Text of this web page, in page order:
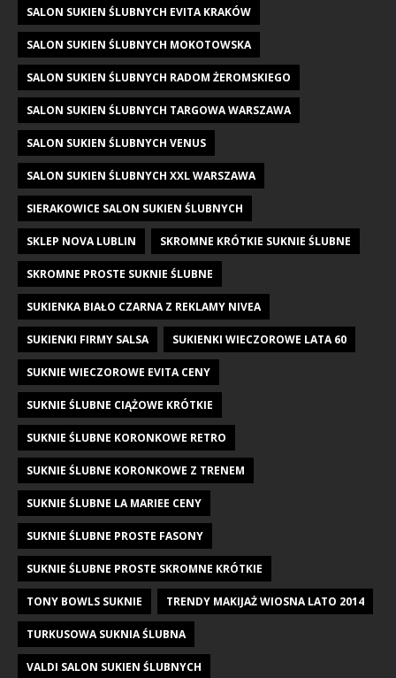
SALON SUKIEN ŚLUBNYCH EVITA KRAKÓW
SALON SUKIEN ŚLUBNYCH MOKOTOWSKA
SALON SUKIEN ŚLUBNYCH RADOM ŻEROMSKIEGO
SALON SUKIEN ŚLUBNYCH TARGOWA WARSZAWA
SALON SUKIEN ŚLUBNYCH VENUS
SALON SUKIEN ŚLUBNYCH XXL WARSZAWA
SIERAKOWICE SALON SUKIEN ŚLUBNYCH
SKLEP NOVA LUBLIN SKROMNE KRÓTKIE SUKNIE ŚLUBNE
SKROMNE PROSTE SUKNIE ŚLUBNE
SUKIENKA BIAŁO CZARNA Z REKLAMY NIVEA
SUKIENKI FIRMY SALSA SUKIENKI WIECZOROWE LATA 60
SUKNIE WIECZOROWE EVITA CENY
SUKNIE ŚLUBNE CIĄŻOWE KRÓTKIE
SUKNIE ŚLUBNE KORONKOWE RETRO
SUKNIE ŚLUBNE KORONKOWE Z TRENEM
SUKNIE ŚLUBNE LA MARIEE CENY
SUKNIE ŚLUBNE PROSTE FASONY
SUKNIE ŚLUBNE PROSTE SKROMNE KRÓTKIE
TONY BOWLS SUKNIE TRENDY MAKIJAŻ WIOSNA LATO 2014
TURKUSOWA SUKNIA ŚLUBNA
VALDI SALON SUKIEN ŚLUBNYCH